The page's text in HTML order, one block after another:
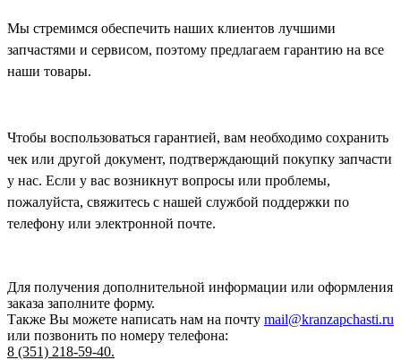
Мы стремимся обеспечить наших клиентов лучшими
запчастями и сервисом, поэтому предлагаем гарантию на все
наши товары.
Чтобы воспользоваться гарантией, вам необходимо сохранить
чек или другой документ, подтверждающий покупку запчасти
у нас. Если у вас возникнут вопросы или проблемы,
пожалуйста, свяжитесь с нашей службой поддержки по
телефону или электронной почте.
Для получения дополнительной информации или оформления
заказа заполните форму.
Также Вы можете написать нам на почту mail@kranzapchasti.ru
или позвонить по номеру телефона:
8 (351) 218-59-40.